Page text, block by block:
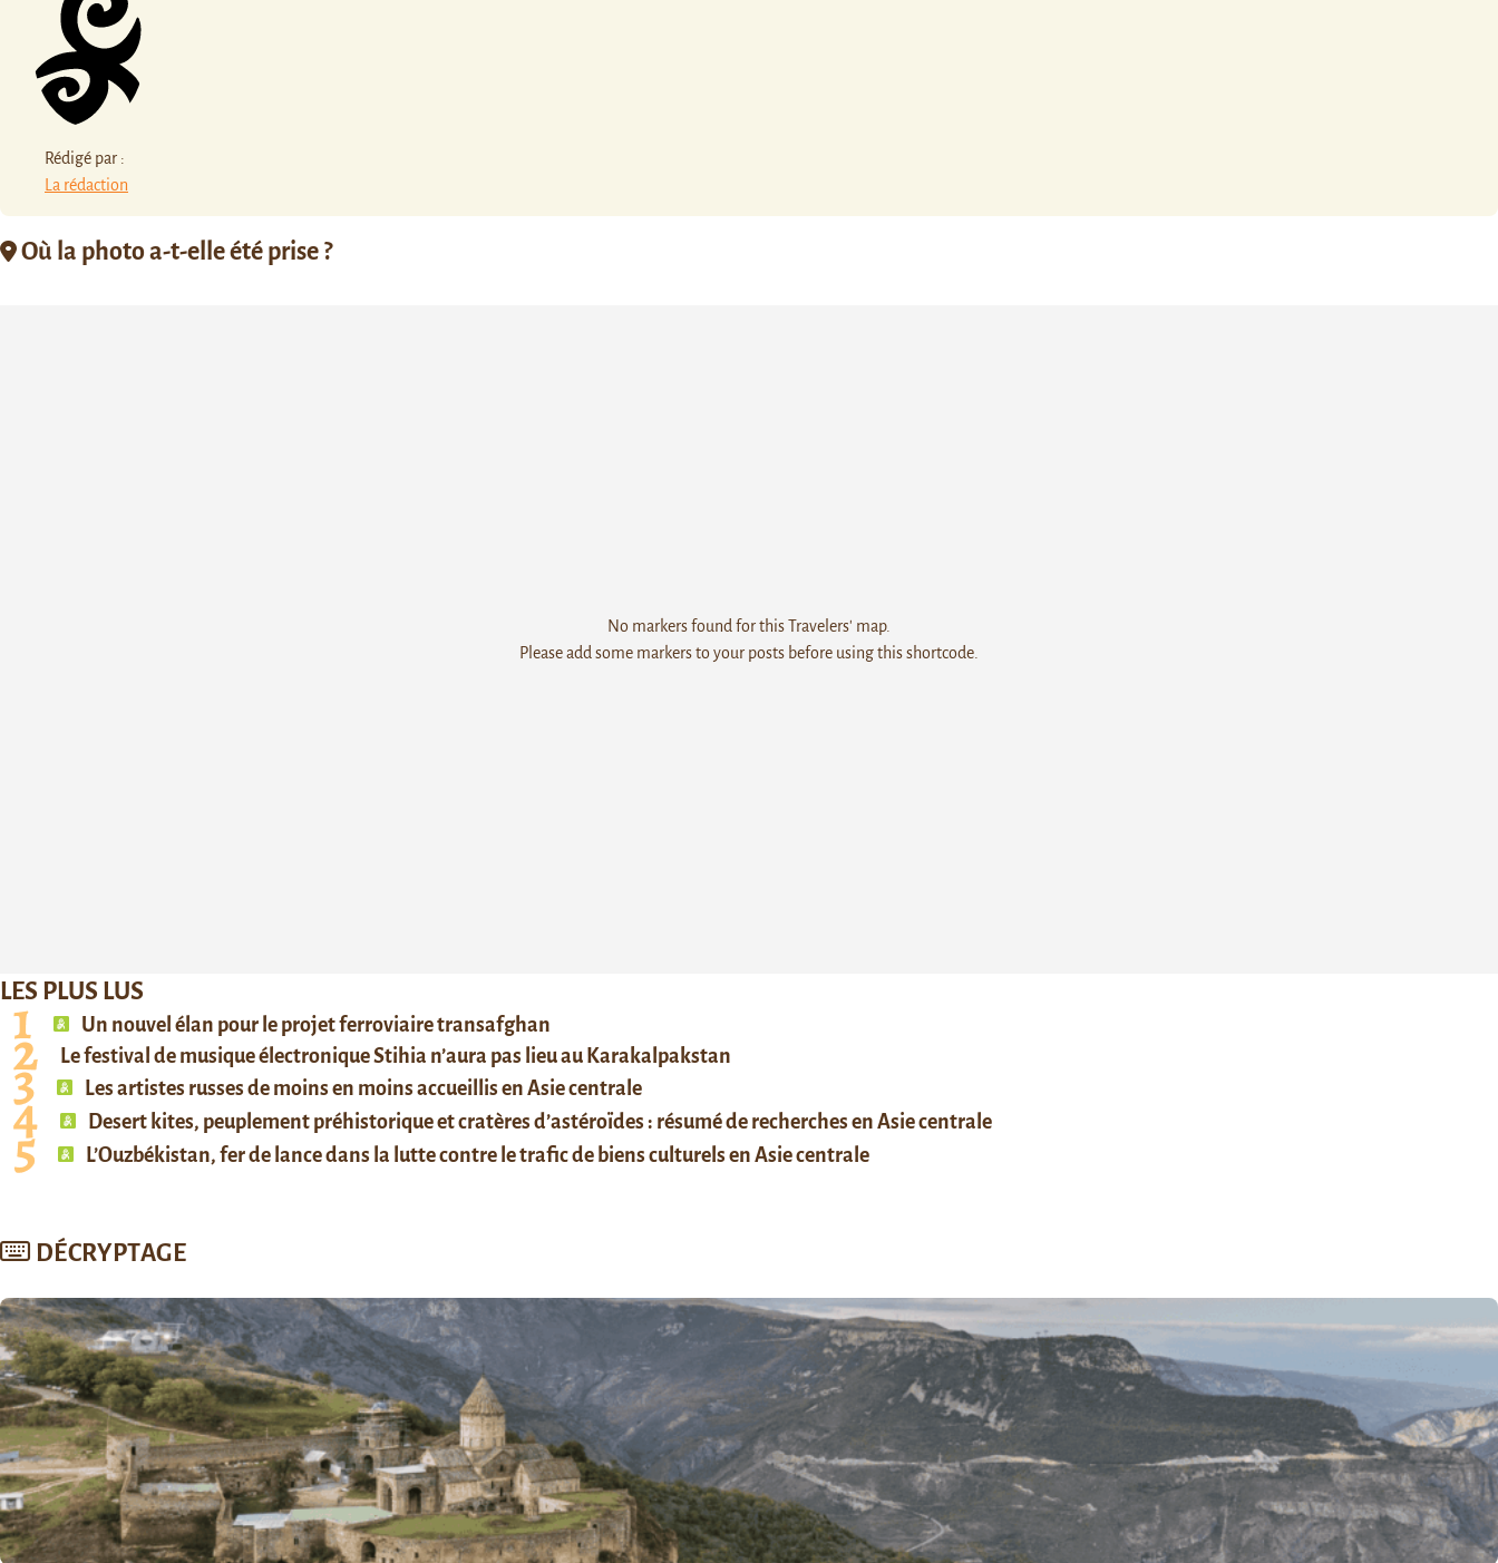
Rédigé par :
La rédaction
Où la photo a-t-elle été prise ?
No markers found for this Travelers' map.
Please add some markers to your posts before using this shortcode.
LES PLUS LUS
Un nouvel élan pour le projet ferroviaire transafghan
Le festival de musique électronique Stihia n’aura pas lieu au Karakalpakstan
Les artistes russes de moins en moins accueillis en Asie centrale
Desert kites, peuplement préhistorique et cratères d’astéroïdes : résumé de recherches en Asie centrale
L’Ouzbékistan, fer de lance dans la lutte contre le trafic de biens culturels en Asie centrale
DÉCRYPTAGE